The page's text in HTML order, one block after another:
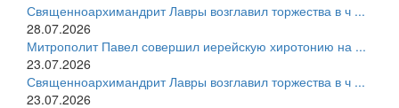
Священноархимандрит Лавры возглавил торжества в ч ...
28.07.2026
Митрополит Павел совершил иерейскую хиротонию на ...
23.07.2026
Священноархимандрит Лавры возглавил торжества в ч ...
23.07.2026